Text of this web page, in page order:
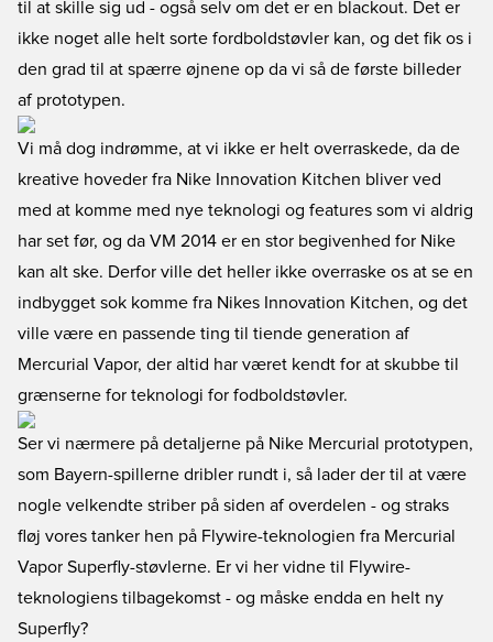
til at skille sig ud - også selv om det er en blackout. Det er
ikke noget alle helt sorte fordboldstøvler kan, og det fik os i
den grad til at spærre øjnene op da vi så de første billeder
af prototypen.
Vi må dog indrømme, at vi ikke er helt overraskede, da de
kreative hoveder fra Nike Innovation Kitchen bliver ved
med at komme med nye teknologi og features som vi aldrig
har set før, og da VM 2014 er en stor begivenhed for Nike
kan alt ske. Derfor ville det heller ikke overraske os at se en
indbygget sok komme fra Nikes Innovation Kitchen, og det
ville være en passende ting til tiende generation af
Mercurial Vapor, der altid har været kendt for at skubbe til
grænserne for teknologi for fodboldstøvler.
Ser vi nærmere på detaljerne på Nike Mercurial prototypen,
som Bayern-spillerne dribler rundt i, så lader der til at være
nogle velkendte striber på siden af overdelen - og straks
fløj vores tanker hen på Flywire-teknologien fra Mercurial
Vapor Superfly-støvlerne. Er vi her vidne til Flywire-
teknologiens tilbagekomst - og måske endda en helt ny
Superfly?